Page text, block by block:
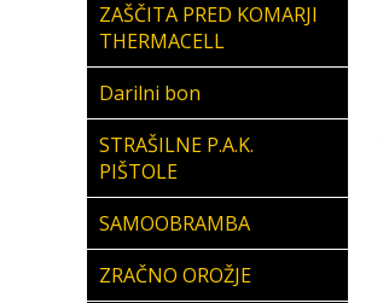
ZAŠČITA PRED KOMARJI
THERMACELL
Darilni bon
STRAŠILNE P.A.K.
PIŠTOLE
SAMOOBRAMBA
ZRAČNO OROŽJE